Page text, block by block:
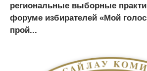
региональные выборные
форуме избирателей «Мой
прой...